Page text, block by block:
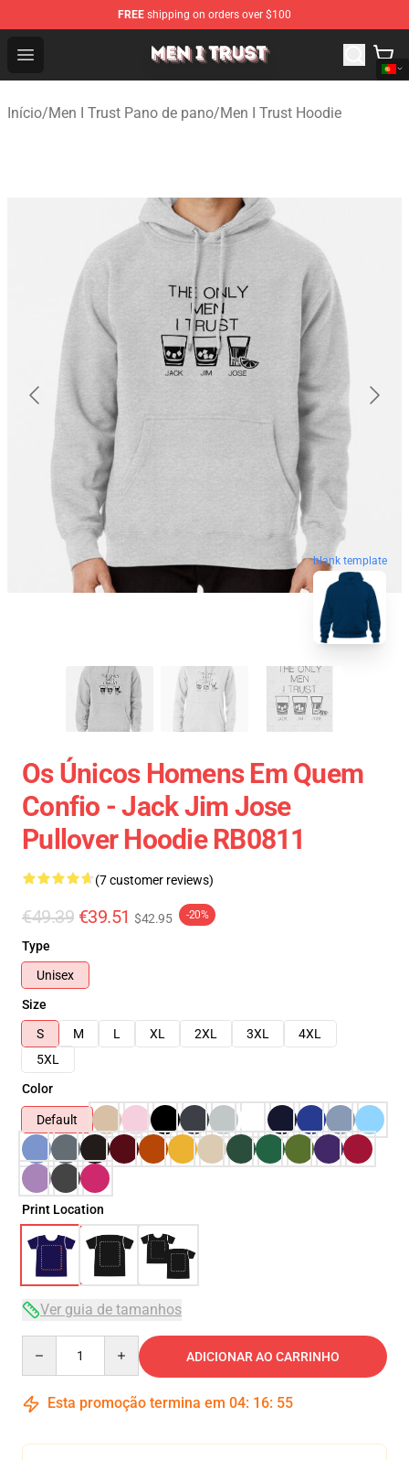
FREE shipping on orders over $100
Open menu
Men I Trust Shop - Official Men I Trust Merchandise Store
Início/Men I Trust Pano de pano/Men I Trust Hoodie
blank template
Os Únicos Homens Em Quem
Confio - Jack Jim Jose
Pullover Hoodie RB0811
(7 customer reviews)
€49.39 €39.51 $42.95 -20%
Type
Unisex
Size
S
M L XL 2XL 3XL
4XL
5XL
Color
Default
Print Location
Ver guia de tamanhos
ADICIONAR AO CARRINHO
Esta promoção termina em 04: 16: 54